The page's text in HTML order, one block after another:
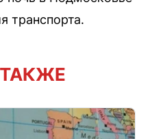
транспорта.